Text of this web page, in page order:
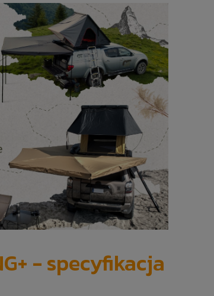
- specyfikacja